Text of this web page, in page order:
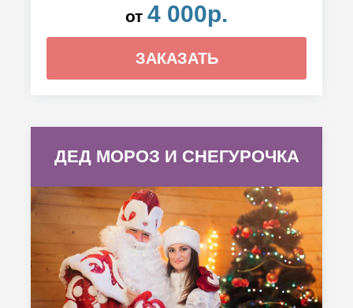
от 4 000р.
ЗАКАЗАТЬ
ДЕД МОРОЗ И СНЕГУРОЧКА